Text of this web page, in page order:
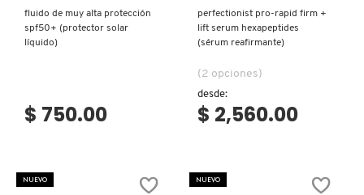
fluido de muy alta protección
spf50+ (protector solar
líquido)
$ 750.00
perfectionist pro-rapid firm +
lift serum hexapeptides
(sérum reafirmante)
(2 opciones)
desde:
$ 2,560.00
NUEVO NUEVO